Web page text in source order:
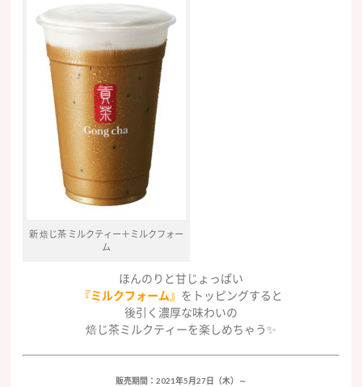
新 焙じ茶 ミルクティー＋ミルクフォー
ム
ほんのりと甘じょっぱい
『ミルクフォーム』 をトッピングすると
後引く濃厚な味わいの
焙じ茶ミルクティーを楽しめちゃう✨
販売期間：2021年5月27日（木）～